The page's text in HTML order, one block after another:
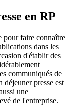
en RP
pour faire connaître
dans les
d'établir des
communiqués de
déjeuner presse est
une
de l'entreprise.